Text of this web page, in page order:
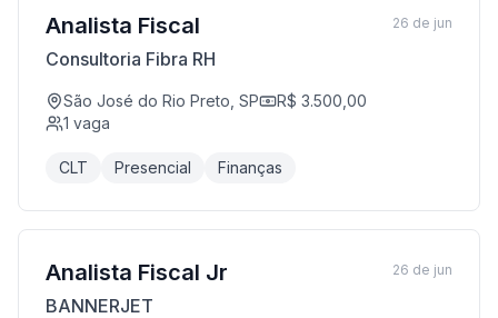
Analista Fiscal
Consultoria Fibra RH
São José do Rio Preto, SP
R$ 3.500,00
1 vaga
CLT Presencial Finanças
26 de jun
Analista Fiscal Jr
BANNERJET
26 de jun